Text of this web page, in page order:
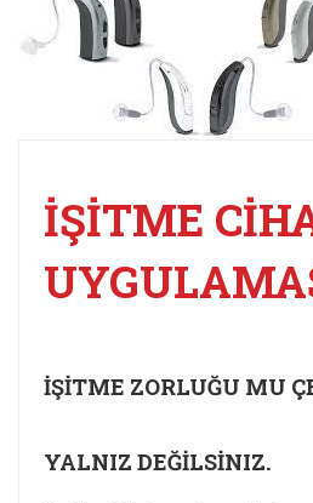
İŞİTME
İŞİTME ZORLUĞU MU
YALNIZ DEĞİLSİNIZ.